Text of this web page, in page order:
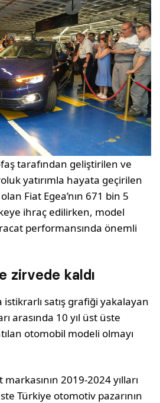
tarafından geliştirilen ve
yatırımla hayata geçirilen
Fiat Egea’nın 671 bin 5
ihraç edilirken, model
performansında önemli
zirvede kaldı
istikrarlı satış grafiği yakalayan
arasında 10 yıl üst üste
otomobil modeli olmayı
markasının 2019-2024 yılları
Türkiye otomotiv pazarının